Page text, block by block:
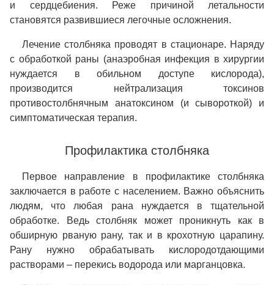
и сердцебиения. Реже причиной летальности
становятся развившиеся легочные осложнения.
Лечение столбняка проводят в стационаре. Наряду
с обработкой раны (анаэробная инфекция в хирургии
нуждается в обильном доступе кислорода),
производится нейтрализация токсинов
противостолбнячным анатоксином (и сывороткой) и
симптоматическая терапия.
Профилактика столбняка
Первое направление в профилактике столбняка
заключается в работе с населением. Важно объяснить
людям, что любая рана нуждается в тщательной
обработке. Ведь столбняк может проникнуть как в
обширную рваную рану, так и в крохотную царапину.
Рану нужно обрабатывать кислородотдающими
растворами – перекись водорода или марганцовка.